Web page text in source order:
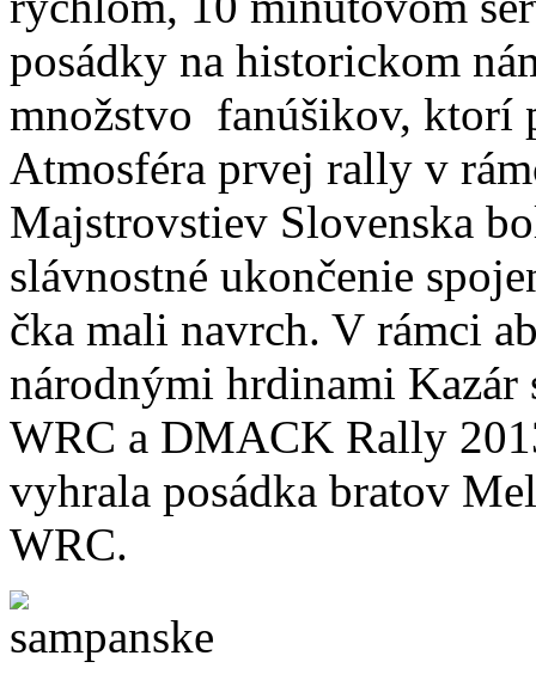
posádky na historickom
množstvo fanúšikov,
Atmosféra prvej rally v
Majstrovstiev Slovenska
slávnostné ukončenie
čka mali navrch. V rámci
národnými hrdinami Kazár
WRC a DMACK Rally
vyhrala posádka bratov
WRC.